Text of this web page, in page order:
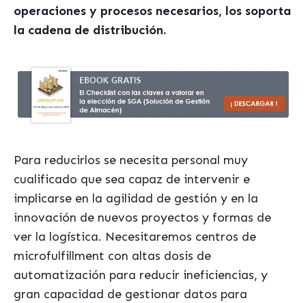
operaciones y procesos necesarios, los soporta
la cadena de distribución.
Para reducirlos se necesita personal muy
cualificado que sea capaz de intervenir e
implicarse en la agilidad de gestión y en la
innovación de nuevos proyectos y formas de
ver la logística. Necesitaremos centros de
microfulfillment con altas dosis de
automatización para reducir ineficiencias, y
gran capacidad de gestionar datos para